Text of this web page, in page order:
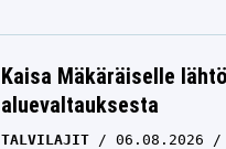
Kaisa Mäkäräiselle
aluevaltauksesta
TALVILAJIT 06.08.2026